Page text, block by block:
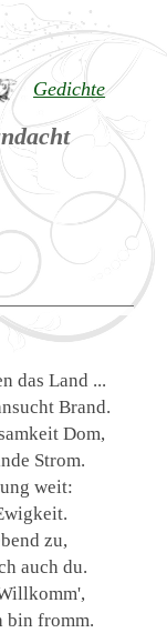
Gedichte
das Land ...
Brand.
Dom,
Strom.
weit:
zu,
auch du.
bin fromm.